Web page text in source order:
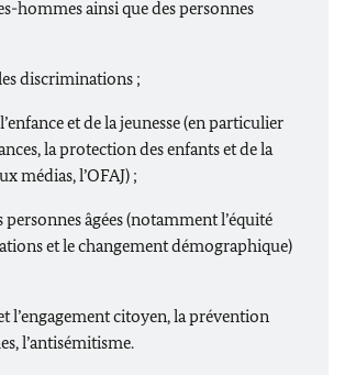
hommes ainsi que des personnes
discriminations ;
et de la jeunesse (en particulier
la protection des enfants et de la
médias, l’OFAJ) ;
âgées (notamment l’équité
et le changement démographique)
l’engagement citoyen, la prévention
l’antisémitisme.